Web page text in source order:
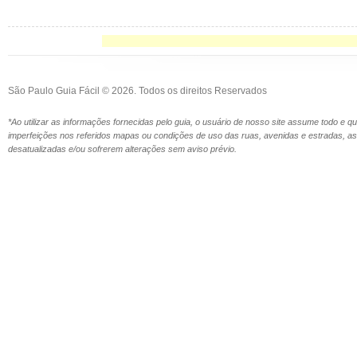
São Paulo Guia Fácil © 2026. Todos os direitos Reservados
*Ao utilizar as informações fornecidas pelo guia, o usuário de nosso site assume todo e
imperfeições nos referidos mapas ou condições de uso das ruas, avenidas e estradas,
desatualizadas e/ou sofrerem alterações sem aviso prévio.